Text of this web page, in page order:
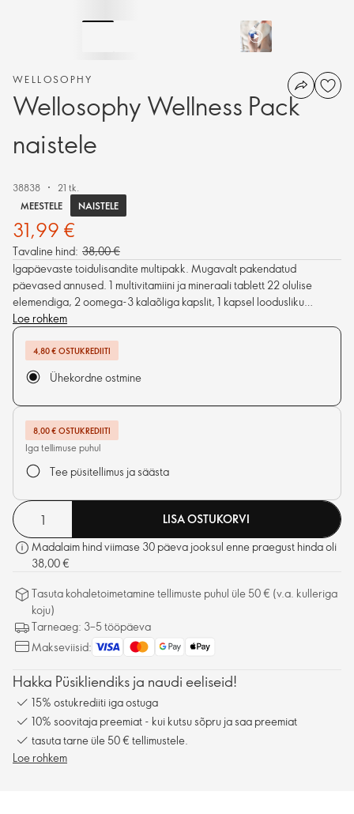
WELLOSOPHY
Wellosophy Wellness Pack
naistele
38838
21 tk.
MEESTELE
NAISTELE
31,99 €
Tavaline hind: 38,00 €
Igapäevaste toidulisandite multipakk. Mugavalt pakendatud
päevased annused. 1 multivitamiini ja mineraali tablett 22 olulise
elemendiga, 2 oomega-3 kalaõliga kapslit, 1 kapsel loodusliku
astaksantiini ja teiste antioksüdantidega.
Loe rohkem
4,80 € OSTUKREDIITI
Ühekordne ostmine
8,00 € OSTUKREDIITI
Iga tellimuse puhul
Tee püsitellimus ja säästa
LISA OSTUKORVI
Madalaim hind viimase 30 päeva jooksul enne praegust hinda oli
38,00 €
Tasuta kohaletoimetamine tellimuste puhul üle 50 € (v.a. kulleriga
koju)
Tarneaeg: 3–5 tööpäeva
Makseviisid:
Hakka Püsikliendiks ja naudi eeliseid!
15% ostukrediiti iga ostuga
10% soovitaja preemiat - kui kutsu sõpru ja saa preemiat
tasuta tarne üle 50 € tellimustele.
Loe rohkem